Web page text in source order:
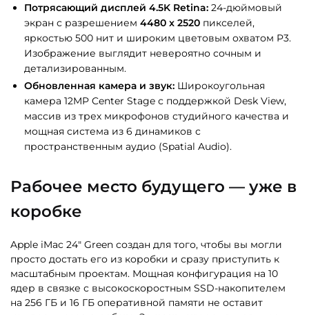
Потрясающий дисплей 4.5K Retina: 24-дюймовый
экран с разрешением 4480 x 2520 пикселей,
яркостью 500 нит и широким цветовым охватом P3.
Изображение выглядит невероятно сочным и
детализированным.
Обновленная камера и звук: Широкоугольная
камера 12MP Center Stage с поддержкой Desk View,
массив из трех микрофонов студийного качества и
мощная система из 6 динамиков с
пространственным аудио (Spatial Audio).
Рабочее место будущего — уже в
коробке
Apple iMac 24″ Green создан для того, чтобы вы могли
просто достать его из коробки и сразу приступить к
масштабным проектам. Мощная конфигурация на 10
ядер в связке с высокоскоростным SSD-накопителем
на 256 ГБ и 16 ГБ оперативной памяти не оставит